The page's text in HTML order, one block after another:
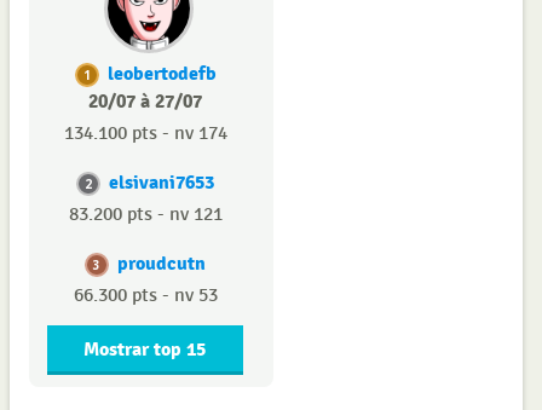
1
leobertodefb
20/07 à 27/07
134.100 pts - nv 174
2 elsivani7653
83.200 pts - nv 121
3 proudcutn
66.300 pts - nv 53
Mostrar top 15